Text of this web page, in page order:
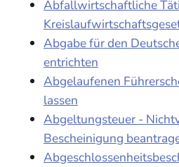
Abfallwirtschaftliche
Abgabe für den
entrichten
Abgelaufenen
lassen
Abgeltungsteuer -
Bescheinigung